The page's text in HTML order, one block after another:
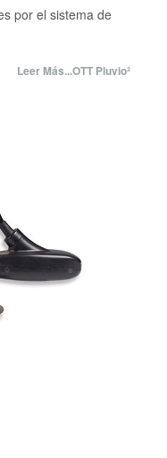
por el sistema de
Leer Más...OTT Pluvio²